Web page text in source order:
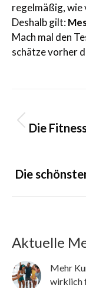
regelmäßig, wie
Deshalb gilt:
Mach mal den
schätze vorher
Die
Die
Aktuelle
Mehr
wirklich